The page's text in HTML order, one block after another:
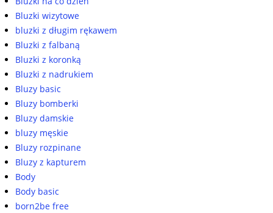
Bluzki wizytowe
bluzki z długim rękawem
Bluzki z falbaną
Bluzki z koronką
Bluzki z nadrukiem
Bluzy basic
Bluzy bomberki
Bluzy damskie
bluzy męskie
Bluzy rozpinane
Bluzy z kapturem
Body
Body basic
born2be free